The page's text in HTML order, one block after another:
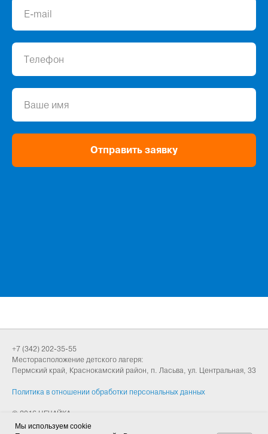
Отправить заявку
Мы используем cookie
+7 (342) 202-35-55
Месторасположение детского лагеря:
Пермский край, Краснокамский район, п. Ласьва, ул. Центральная, 33
Политика в отношении обработки персональных данных
© 2016 НЕЧАЙКА